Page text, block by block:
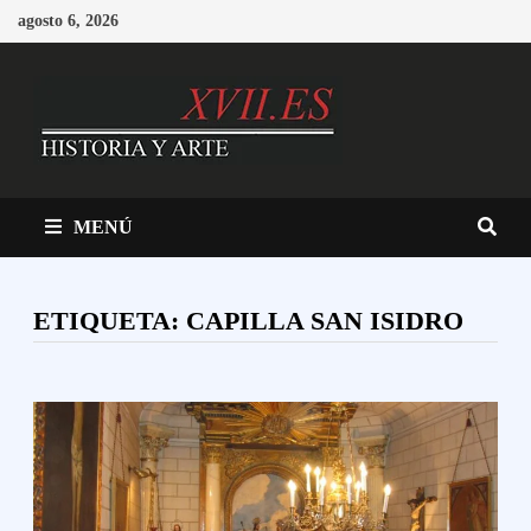
Saltar
al
agosto 6, 2026
MENÚ
ETIQUETA: CAPILLA SAN ISIDRO